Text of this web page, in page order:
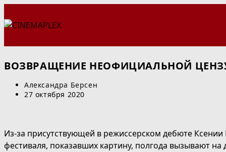
к
ВОЗВРАЩЕНИЕ НЕОФИЦИАЛЬНОЙ
Автор
записи:
Александра Берсен
Запись
27 октября 2020
Из-за присутствующей в режиссерском дебюте
фестиваля, показавших картину, полгода вызывают